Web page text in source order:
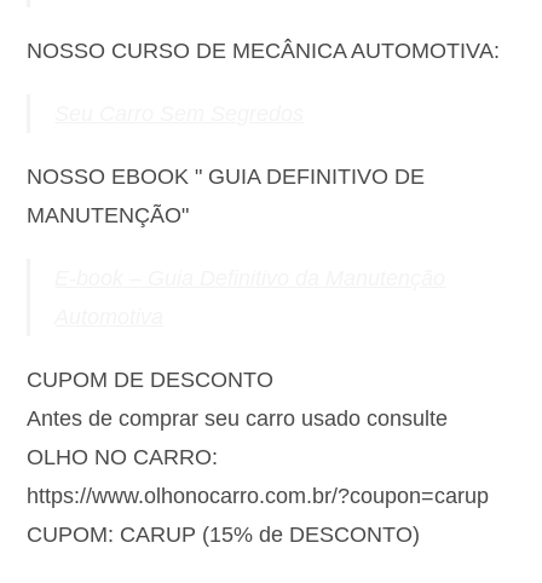
NOSSO CURSO DE MECÂNICA AUTOMOTIVA:
NOSSO EBOOK " GUIA DEFINITIVO DE
MANUTENÇÃO"
CUPOM DE DESCONTO
Antes de comprar seu carro usado consulte
OLHO NO CARRO:
https://www.olhonocarro.com.br/?coupon=carup
CUPOM: CARUP (15% de DESCONTO)